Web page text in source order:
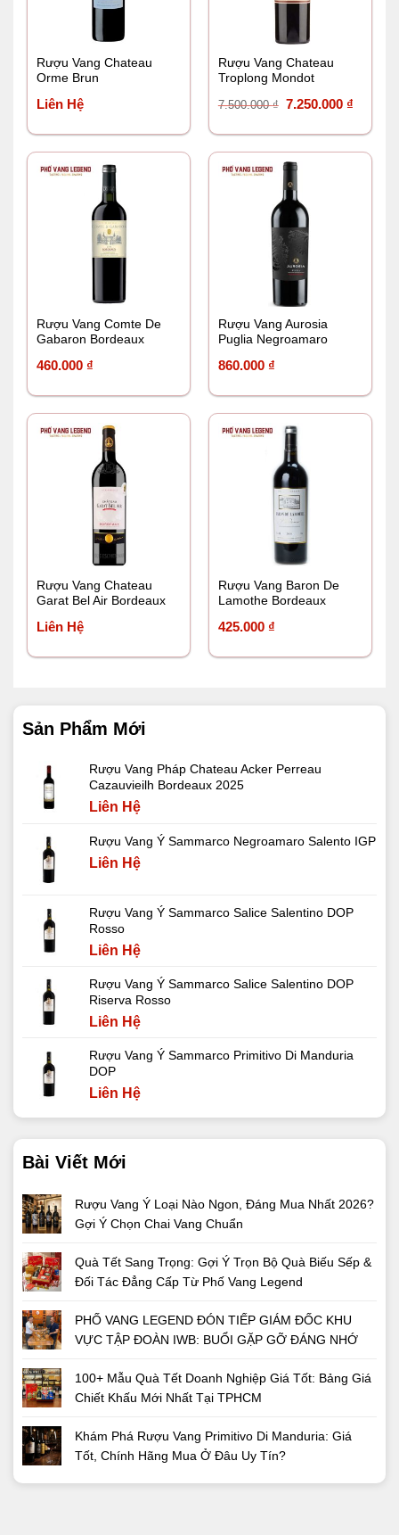
Sản Phẩm Mới
Rượu Vang Pháp Chateau Acker Perreau
Cazauvieilh Bordeaux 2025
Liên Hệ
Rượu Vang Ý Sammarco Negroamaro Salento IGP
Liên Hệ
Rượu Vang Ý Sammarco Salice Salentino DOP
Rosso
Liên Hệ
Rượu Vang Ý Sammarco Salice Salentino DOP
Riserva Rosso
Liên Hệ
Rượu Vang Ý Sammarco Primitivo Di Manduria
DOP
Liên Hệ
Bài Viết Mới
Rượu Vang Ý Loại Nào Ngon, Đáng Mua Nhất 2026?
Gợi Ý Chọn Chai Vang Chuẩn
Quà Tết Sang Trọng: Gợi Ý Trọn Bộ Quà Biếu Sếp &
Đối Tác Đẳng Cấp Từ Phố Vang Legend
PHỐ VANG LEGEND ĐÓN TIẾP GIÁM ĐỐC KHU
VỰC TẬP ĐOÀN IWB: BUỔI GẶP GỠ ĐÁNG NHỚ
100+ Mẫu Quà Tết Doanh Nghiệp Giá Tốt: Bảng Giá
Chiết Khấu Mới Nhất Tại TPHCM
Khám Phá Rượu Vang Primitivo Di Manduria: Giá
Tốt, Chính Hãng Mua Ở Đâu Uy Tín?
Rượu Vang Chateau
Orme Brun
Liên Hệ
Rượu Vang Chateau
Troplong Mondot
7.500.000₫ Giá
7.500.000 ₫.
7.250.000 ₫Giá
hiện
Rượu Vang Comte De
Gabaron Bordeaux
460.000 ₫
Rượu Vang Aurosia
Puglia Negroamaro
860.000 ₫
Rượu Vang Chateau
Garat Bel Air Bordeaux
Liên Hệ
Rượu Vang Baron De
Lamothe Bordeaux
425.000 ₫